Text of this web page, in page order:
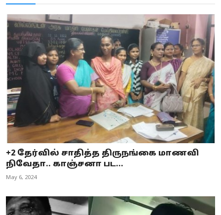
+2 தேர்வில் சாதித்த திருநங்கை மாணவி
நிவேதா.. காஞ்சனா பட...
May 6, 2024